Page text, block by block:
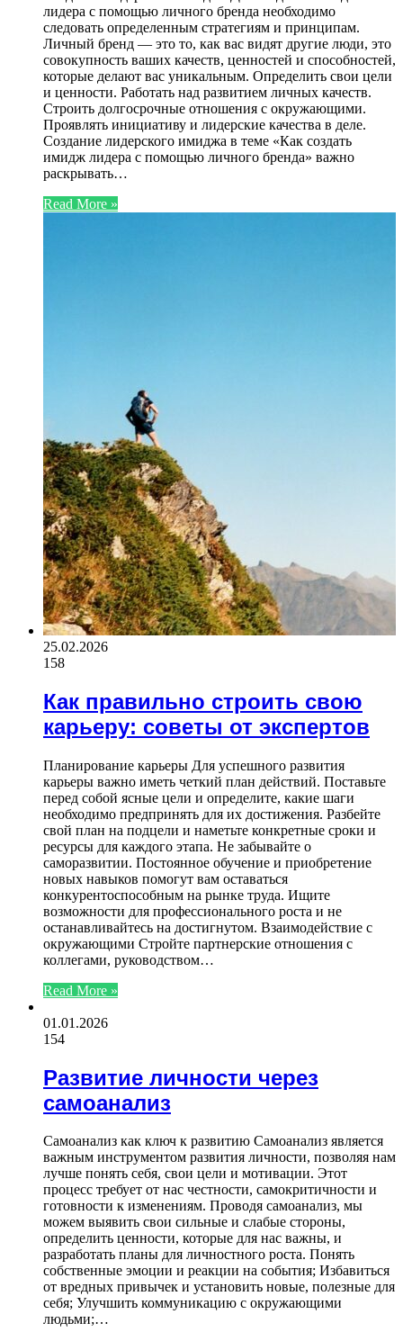
лидера с помощью личного бренда необходимо
следовать определенным стратегиям и принципам.
Личный бренд — это то, как вас видят другие люди, это
совокупность ваших качеств, ценностей и способностей,
которые делают вас уникальным. Определить свои цели
и ценности. Работать над развитием личных качеств.
Строить долгосрочные отношения с окружающими.
Проявлять инициативу и лидерские качества в деле.
Создание лидерского имиджа в теме «Как создать
имидж лидера с помощью личного бренда» важно
раскрывать…
Read More »
25.02.2026
158
Как правильно строить свою
карьеру: советы от экспертов
Планирование карьеры Для успешного развития
карьеры важно иметь четкий план действий. Поставьте
перед собой ясные цели и определите, какие шаги
необходимо предпринять для их достижения. Разбейте
свой план на подцели и наметьте конкретные сроки и
ресурсы для каждого этапа. Не забывайте о
саморазвитии. Постоянное обучение и приобретение
новых навыков помогут вам оставаться
конкурентоспособным на рынке труда. Ищите
возможности для профессионального роста и не
останавливайтесь на достигнутом. Взаимодействие с
окружающими Стройте партнерские отношения с
коллегами, руководством…
Read More »
01.01.2026
154
Развитие личности через
самоанализ
Самоанализ как ключ к развитию Самоанализ является
важным инструментом развития личности, позволяя нам
лучше понять себя, свои цели и мотивации. Этот
процесс требует от нас честности, самокритичности и
готовности к изменениям. Проводя самоанализ, мы
можем выявить свои сильные и слабые стороны,
определить ценности, которые для нас важны, и
разработать планы для личностного роста. Понять
собственные эмоции и реакции на события; Избавиться
от вредных привычек и установить новые, полезные для
себя; Улучшить коммуникацию с окружающими
людьми;…